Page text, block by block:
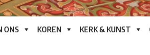
ONS KOREN KERK & KUNST